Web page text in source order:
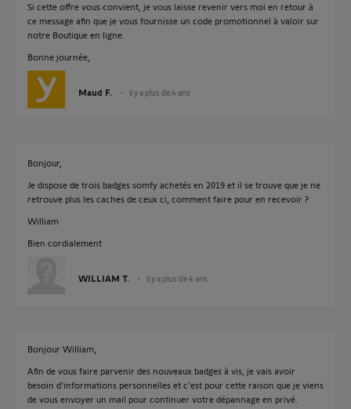
Si cette offre vous convient, je vous laisse revenir vers moi en retour à
ce message afin que je vous fournisse un code promotionnel à valoir sur
notre Boutique en ligne.
Bonne journée,
Maud F. il y a plus de 4 ans
Bonjour,
Je dispose de trois badges somfy achetés en 2019 et il se trouve que je ne
retrouve plus les caches de ceux ci, comment faire pour en recevoir ?
William
Bien cordialement
WILLIAM T. il y a plus de 4 ans
Bonjour William,
Afin de vous faire parvenir des nouveaux badges à vis, je vais avoir
besoin d'informations personnelles et c'est pour cette raison que je viens
de vous envoyer un mail pour continuer votre dépannage en privé.